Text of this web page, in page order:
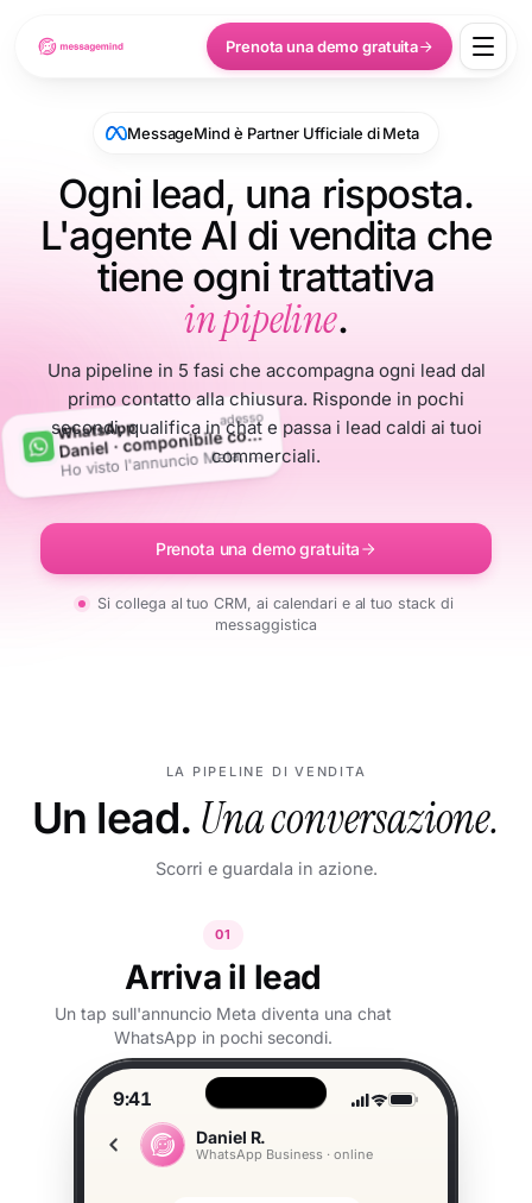
Prenota una demo gratuita
WhatsApp adesso
D
aniel · componibile cognac
Ho visto l'annuncio Meta, è ancora disponibile?
MessageMind è Partner Ufficiale di Meta
Ogni lead, una risposta.
L'agente AI di vendita che
tiene ogni trattativa
in pipeline.
Una pipeline in 5 fasi che accompagna ogni lead dal
primo contatto alla chiusura. Risponde in pochi
secondi, qualifica in chat e passa i lead caldi ai tuoi
commerciali.
Prenota una demo gratuita
Si collega al tuo CRM, ai calendari e al tuo stack di
messaggistica
LA PIPELINE DI VENDITA
Un lead. Una conversazione.
Scorri e guardala in azione.
01
Arriva il lead
Un tap sull'annuncio Meta diventa una chat
WhatsApp in pochi secondi.
9:41
Daniel R.
WhatsApp Business · online